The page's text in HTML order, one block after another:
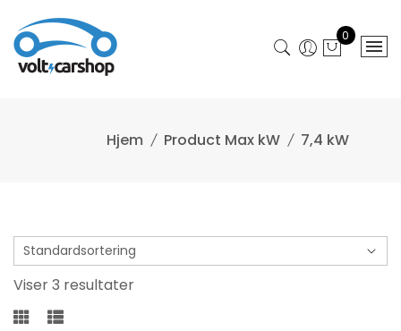
indhold
0
Product Max kW 7,4 kW
Viser 3 resultater